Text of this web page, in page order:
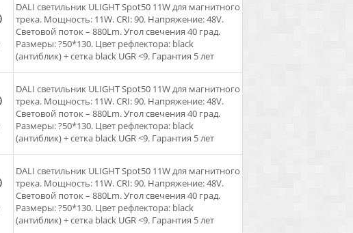
DALI cветильник ULIGHT Spot50 11W для магнитного
трека. Мощность: 11W. CRI: 90. Напряжение: 48V.
Световой поток – 880Lm. Угол свечения 40 град.
Размеры: ?50*130. Цвет рефлектора: black
(антиблик) + сетка black UGR <9. Гарантия 5 лет
DALI cветильник ULIGHT Spot50 11W для магнитного
трека. Мощность: 11W. CRI: 90. Напряжение: 48V.
Световой поток – 880Lm. Угол свечения 40 град.
Размеры: ?50*130. Цвет рефлектора: black
(антиблик) + сетка black UGR <9. Гарантия 5 лет
DALI cветильник ULIGHT Spot50 11W для магнитного
трека. Мощность: 11W. CRI: 90. Напряжение: 48V.
Световой поток – 880Lm. Угол свечения 40 град.
Размеры: ?50*130. Цвет рефлектора: black
(антиблик) + сетка black UGR <9. Гарантия 5 лет